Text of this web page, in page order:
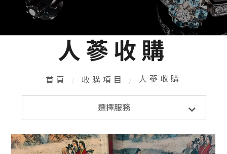
人蔘收購
首頁 收購項目 人蔘收購
選擇服務